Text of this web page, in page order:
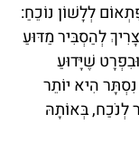
לְלָשׁוֹן נוֹכֵחַ:
לְהַסְבִּיר מַדּוּעַ
שֶׁיָּדוּעַ
הִיא יוֹתֵר
לְנֹכַח, בְּאוֹתָהּ